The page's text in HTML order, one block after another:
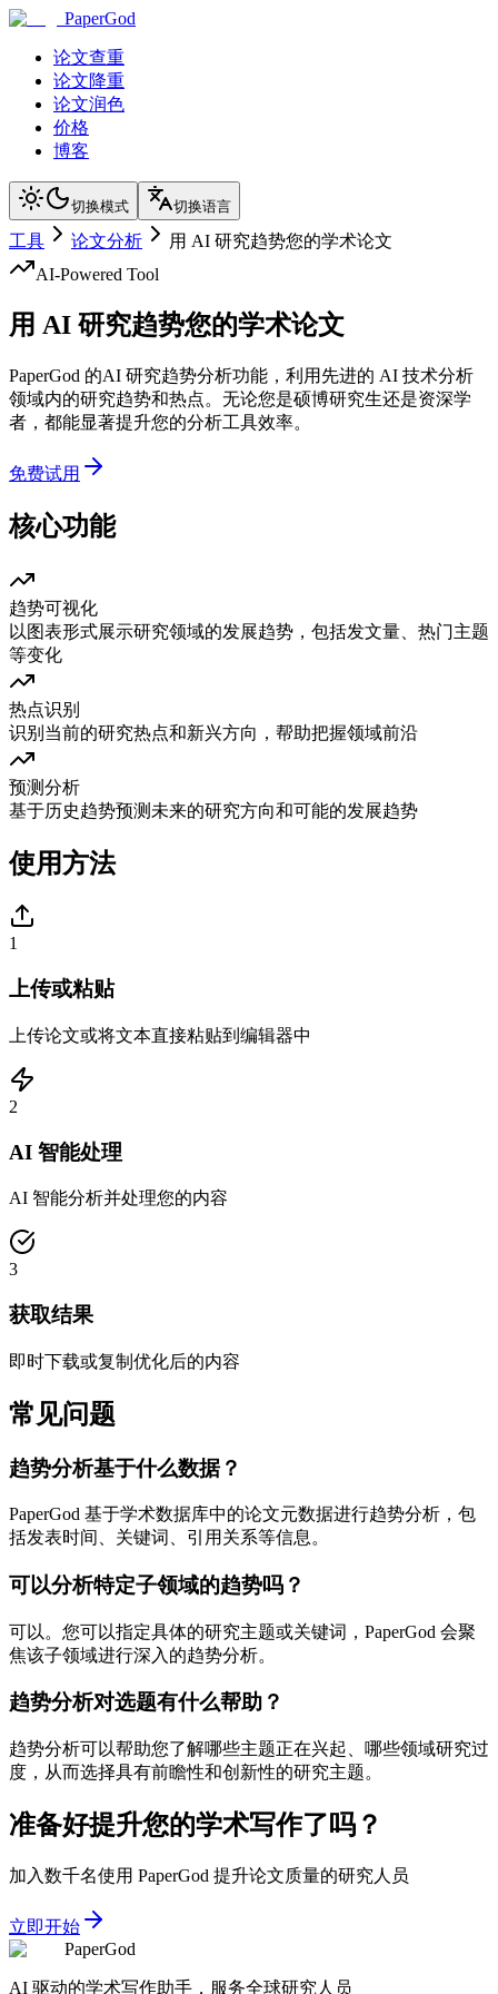
PaperGod
论文查重
论文降重
论文润色
价格
博客
切换模式 切换语言
工具 论文分析
用 AI 研究趋势您的学术论文
AI-Powered Tool
用 AI 研究趋势您的学术论文
PaperGod 的AI 研究趋势分析功能，利用先进的 AI 技术分析
领域内的研究趋势和热点。无论您是硕博研究生还是资深学
者，都能显著提升您的分析工具效率。
免费试用
核心功能
趋势可视化
以图表形式展示研究领域的发展趋势，包括发文量、热门主题
等变化
热点识别
识别当前的研究热点和新兴方向，帮助把握领域前沿
预测分析
基于历史趋势预测未来的研究方向和可能的发展趋势
使用方法
1
上传或粘贴
上传论文或将文本直接粘贴到编辑器中
2
AI 智能处理
AI 智能分析并处理您的内容
3
获取结果
即时下载或复制优化后的内容
常见问题
趋势分析基于什么数据？
PaperGod 基于学术数据库中的论文元数据进行趋势分析，包
括发表时间、关键词、引用关系等信息。
可以分析特定子领域的趋势吗？
可以。您可以指定具体的研究主题或关键词，PaperGod 会聚
焦该子领域进行深入的趋势分析。
趋势分析对选题有什么帮助？
趋势分析可以帮助您了解哪些主题正在兴起、哪些领域研究过
度，从而选择具有前瞻性和创新性的研究主题。
准备好提升您的学术写作了吗？
加入数千名使用 PaperGod 提升论文质量的研究人员
立即开始
PaperGod
AI 驱动的学术写作助手，服务全球研究人员